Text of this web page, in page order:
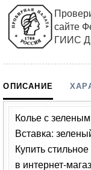
сайте
ГИИС
ОПИСАНИЕ
Колье с
Вставка:
Купить
в интернет-